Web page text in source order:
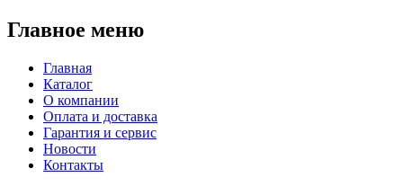
Jump to navigation
Главное меню
Главная
Каталог
О компании
Оплата и доставка
Гарантия и сервис
Новости
Контакты